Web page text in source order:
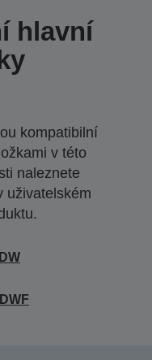
hlavní
kompatibilní
v této
naleznete
uživatelském